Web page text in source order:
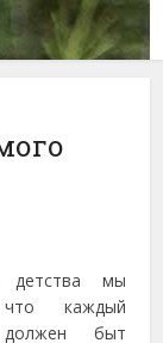
мы
каждый
быт